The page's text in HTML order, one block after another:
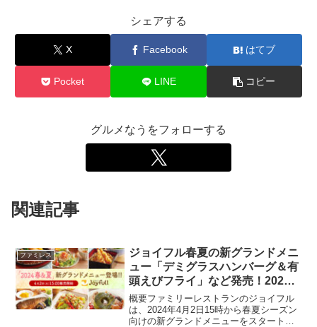
シェアする
X Facebook はてブ
Pocket LINE コピー
グルメなうをフォローする
関連記事
ファミレス
ジョイフル春夏の新グランドメニ
ュー「デミグラスハンバーグ＆有
頭えびフライ」など発売！2024
年4月2日15時から
概要ファミリーレストランのジョイフル
は、2024年4月2日15時から春夏シーズン
向けの新グランドメニューをスタートし